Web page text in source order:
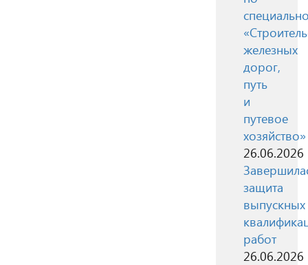
железных
дорог,
путь
и
путевое
хозяйство»
26.06.2026
защита
выпускных
работ
26.06.2026